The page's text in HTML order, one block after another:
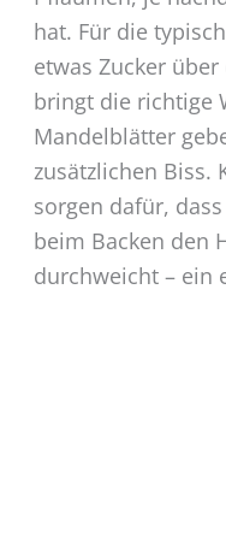
hat. Für die
etwas Zucker
bringt die richtige
Mandelblätter
zusätzlichen Biss.
sorgen dafür,
beim Backen den
durchweicht – ein